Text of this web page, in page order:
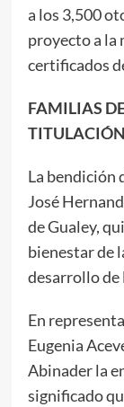
a los 3,500
proyecto a la
certificados
FAMILIAS
TITULACIÓN
La bendición
José
de Gualey,
bienestar de
desarrollo de
En
Eugenia
Abinader la
significado